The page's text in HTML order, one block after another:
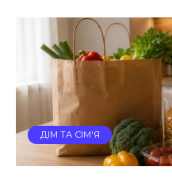
ДІМ ТА СІМ'Я